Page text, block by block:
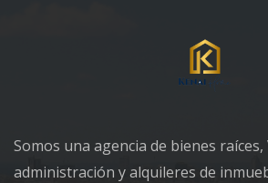
Somos una agencia de bienes
administración y alquileres de